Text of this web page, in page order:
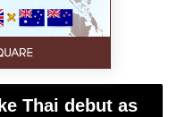
Thai debut as